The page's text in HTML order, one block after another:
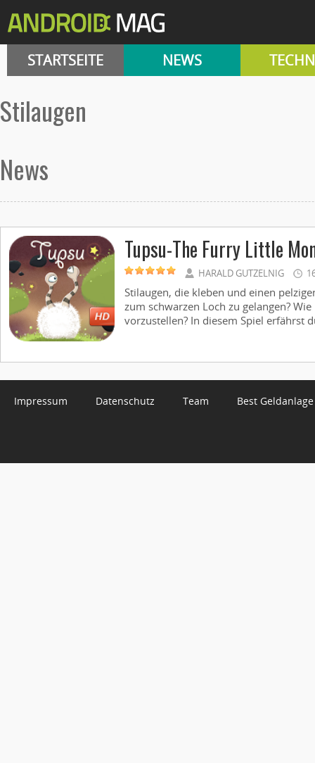
STARTSEITE NEWS
Stilaugen
News
Tupsu-The Furry Little
HARALD GUTZELNIG
Stilaugen, die kleben und einen
zum schwarzen Loch zu gelangen?
vorzustellen? In diesem Spiel erfährst
Impressum Datenschutz Team Best Geldanlage